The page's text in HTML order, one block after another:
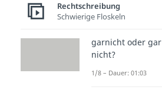
Rechtschreibung
Schwierige Floskeln
garnicht oder gar
nicht?
1/8 – Dauer: 01:03